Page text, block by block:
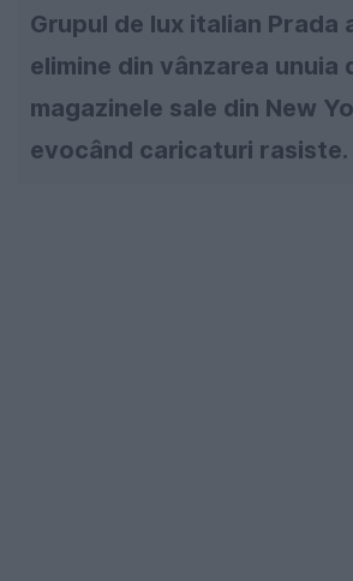
Grupul de lux italian Prada
elimine din vânzarea unuia
magazinele sale din New
evocând caricaturi rasiste.